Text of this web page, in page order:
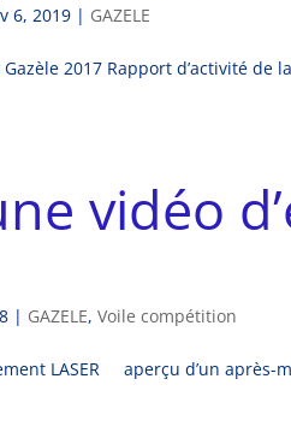
6, 2019 | GAZELE
2017 Rapport d’activité
vidéo
| GAZELE,Voile compétition
LASER aperçu d’un après-